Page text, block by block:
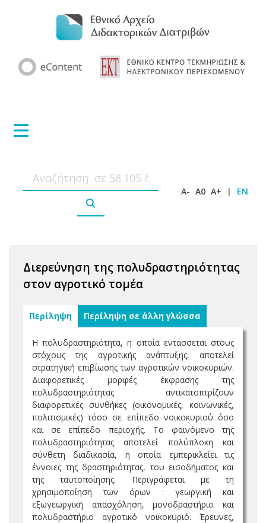
A- A0 A+ | EN
Διερεύνηση της πολυδραστηριότητας
στον αγροτικό τομέα
Περίληψη Περίληψη σε άλλη γλώσσα
Η πολυδραστηριότητα, η οποία εντάσσεται στους
στόχους της αγροτικής ανάπτυξης, αποτελεί
στρατηγική επιβίωσης των αγροτικών νοικοκυριών.
Διαφορετικές μορφές έκφρασης της
πολυδραστηριότητας αντικατοπτρίζουν
διαφορετικές συνθήκες (οικονομικές, κοινωνικές,
πολιτισμικές) τόσο σε επίπεδο νοικοκυριού όσο
και σε επίπεδο περιοχής. Το φαινόμενο της
πολυδραστηριότητας αποτελεί πολύπλοκη και
σύνθετη διαδικασία, η οποία εμπερικλείει τις
έννοιες της δραστηριότητας, του εισοδήματος και
της ταυτοποίησης. Περιγράφεται με τη
χρησιμοποίηση των όρων : γεωργική και
εξωγεωργική απασχόληση, μονοδραστήριο και
πολυδραστήριο αγροτικό νοικοκυριό. Έρευνες,